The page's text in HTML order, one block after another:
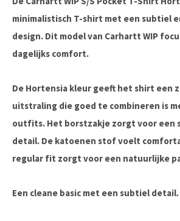
minimalistisch T-shirt met een subtiel
design. Dit model van Carhartt WIP
dagelijks comfort.
De Hortensia kleur geeft het shirt een
uitstraling die goed te combineren is
outfits. Het borstzakje zorgt voor een
detail. De katoenen stof voelt
regular fit zorgt voor een natuurlijke
Een cleane basic met een subtiel detail.